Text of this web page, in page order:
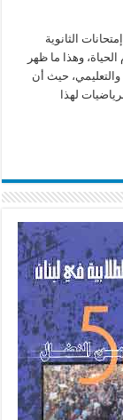
الثانوية
وهذا ما ظهر
حيث أن
لهذا